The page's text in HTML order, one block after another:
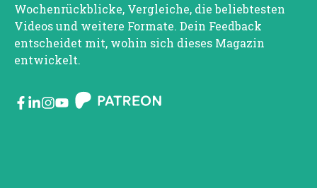
Wochenrückblicke, Vergleiche, die beliebtesten
Videos und weitere Formate. Dein Feedback
entscheidet mit, wohin sich dieses Magazin
entwickelt.